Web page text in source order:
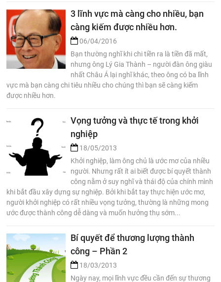
3 lĩnh vực mà càng cho nhiều, bạn
càng kiếm được nhiều hơn.
06/04/2016
Bạn thường nghĩ khi chi tiền ra là tiền đã mất,
nhưng ông Lý Gia Thành – người đàn ông giàu
nhất Châu Á lại nghĩ khác, theo ông có ba lĩnh
vực mà bạn càng chi tiêu nhiều cho chúng thì bạn sẽ càng kiếm
được nhiều hơn.
Vọng tưởng và thực tế trong khởi
nghiệp
18/05/2013
Khởi nghiệp, làm ông chủ là ước mơ của nhiều
người. Nhưng rất ít ai biết được bí quyết thành
công nằm ở suy nghĩ và thái độ của chính mình
khi bắt đầu xây dựng sự nghiệp. Bởi khi bắt tay thực hiện ước mơ,
người khởi nghiệp có rất nhiều vọng tưởng, thường là những mong
ước được thành công dễ dàng và muốn hưởng thụ sớm...
Bí quyết để thương lượng thành
công – Phần 2
18/03/2013
Ngày nay, mọi lĩnh vực đều cần đến sự thương